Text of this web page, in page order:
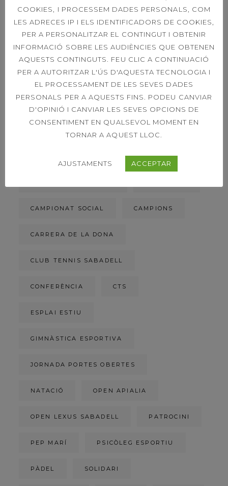
39È CONCURS
CAPVESPRE DE
TENNIS
ETIQUETES
CAMPIONAT SOCIAL CAMPIONS
CARRERA DE LA DONA
CLUB TENNIS SABADELL
CONFERÈNCIA CTS
ESPLAI ESTIU
GIMNÀSTICA ESPORTIVA
JORNADA PORTES OBERTES
NATACIÓ OPEN APIALIA
OPEN LEXUS SABADELL PATROCINI
PEP MARÍ PSICÒLEG ESPORTIU
PÀDEL SOLIDARI
COOKIES, I PROCESSEM DADES PERSONALS, COM
LES ADRECES IP I ELS IDENTIFICADORS DE COOKIES,
PER A PERSONALITZAR EL CONTINGUT I OBTENIR
INFORMACIÓ SOBRE LES AUDIÈNCIES QUE OBTENEN
AQUESTS CONTINGUTS. FEU CLIC A CONTINUACIÓ
PER A AUTORITZAR L'ÚS D'AQUESTA TECNOLOGIA I
EL PROCESSAMENT DE LES SEVES DADES
PERSONALS PER A AQUESTS FINS. PODEU CANVIAR
D'OPINIÓ I CANVIAR LES SEVES OPCIONS DE
CONSENTIMENT EN QUALSEVOL MOMENT EN
TORNAR A AQUEST LLOC.
AJUSTAMENTS ACCEPTAR